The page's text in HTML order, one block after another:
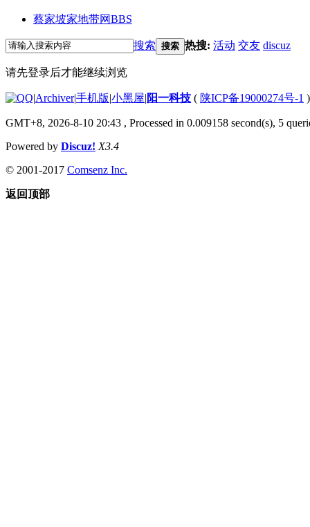
蔡家坡家地带网BBS
搜索 搜索 热搜: 活动 交友 discuz
请先登录后才能继续浏览
|Archiver|手机版|小黑屋| 阳一科技 ( 陕ICP备19000274号-1 )
GMT+8, 2026-8-10 20:43 , Processed in 0.009158 second(s), 5
Powered by Discuz! X3.4
© 2001-2017 Comsenz Inc.
返回顶部